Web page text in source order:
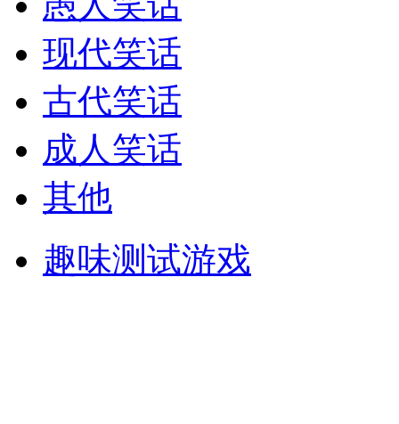
现代笑话
古代笑话
成人笑话
其他
趣味测试游戏